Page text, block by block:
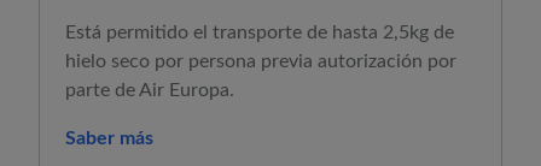
Está permitido el transporte de hasta 2,5kg de
hielo seco por persona previa autorización por
parte deAir Europa.
Saber más